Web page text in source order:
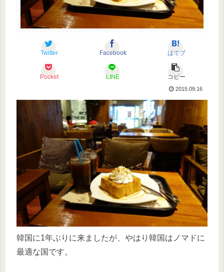
Twitter Facebook はてブ
Pocket LINE コピー
2015.09.16
韓国に1年ぶりに来ましたが、やはり韓国はノマドに
最適な国です。